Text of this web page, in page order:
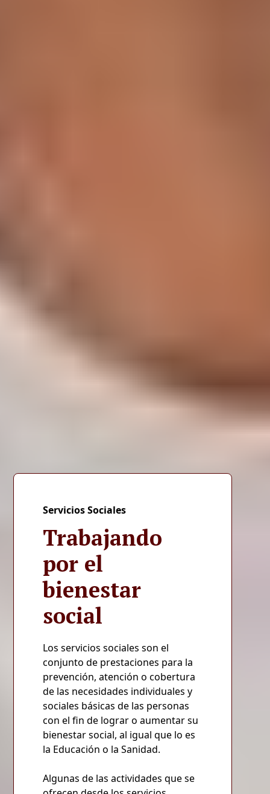
Servicios Sociales
Trabajando
por el
bienestar
social
Los servicios sociales son el
conjunto de prestaciones para la
prevención, atención o cobertura
de las necesidades individuales y
sociales básicas de las personas
con el fin de lograr o aumentar su
bienestar social, al igual que lo es
la Educación o la Sanidad.
Algunas de las actividades que se